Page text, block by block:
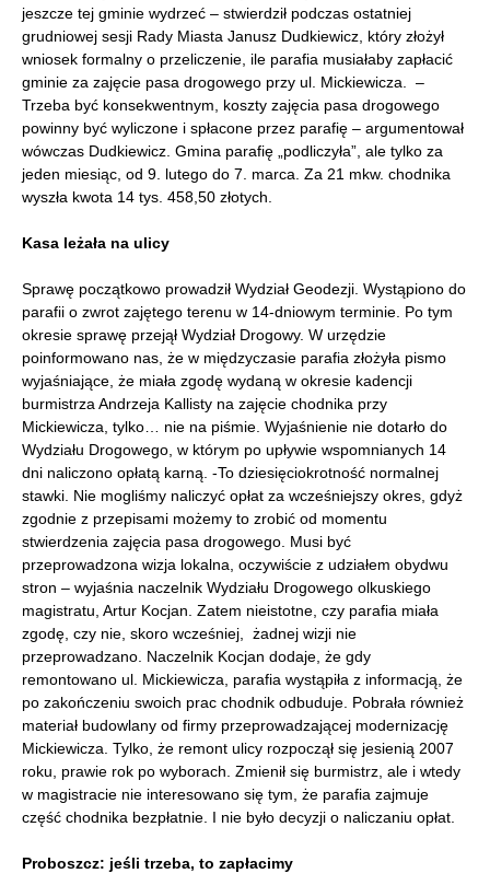
jeszcze tej gminie wydrzeć – stwierdził podczas ostatniej
grudniowej sesji Rady Miasta Janusz Dudkiewicz, który złożył
wniosek formalny o przeliczenie, ile parafia musiałaby zapłacić
gminie za zajęcie pasa drogowego przy ul. Mickiewicza. –
Trzeba być konsekwentnym, koszty zajęcia pasa drogowego
powinny być wyliczone i spłacone przez parafię – argumentował
wówczas Dudkiewicz. Gmina parafię „podliczyła”, ale tylko za
jeden miesiąc, od 9. lutego do 7. marca. Za 21 mkw. chodnika
wyszła kwota 14 tys. 458,50 złotych.
Kasa leżała na ulicy
Sprawę początkowo prowadził Wydział Geodezji. Wystąpiono do
parafii o zwrot zajętego terenu w 14-dniowym terminie. Po tym
okresie sprawę przejął Wydział Drogowy. W urzędzie
poinformowano nas, że w międzyczasie parafia złożyła pismo
wyjaśniające, że miała zgodę wydaną w okresie kadencji
burmistrza Andrzeja Kallisty na zajęcie chodnika przy
Mickiewicza, tylko… nie na piśmie. Wyjaśnienie nie dotarło do
Wydziału Drogowego, w którym po upływie wspomnianych 14
dni naliczono opłatą karną. -To dziesięciokrotność normalnej
stawki. Nie mogliśmy naliczyć opłat za wcześniejszy okres, gdyż
zgodnie z przepisami możemy to zrobić od momentu
stwierdzenia zajęcia pasa drogowego. Musi być
przeprowadzona wizja lokalna, oczywiście z udziałem obydwu
stron – wyjaśnia naczelnik Wydziału Drogowego olkuskiego
magistratu, Artur Kocjan. Zatem nieistotne, czy parafia miała
zgodę, czy nie, skoro wcześniej, żadnej wizji nie
przeprowadzano. Naczelnik Kocjan dodaje, że gdy
remontowano ul. Mickiewicza, parafia wystąpiła z informacją, że
po zakończeniu swoich prac chodnik odbuduje. Pobrała również
materiał budowlany od firmy przeprowadzającej modernizację
Mickiewicza. Tylko, że remont ulicy rozpoczął się jesienią 2007
roku, prawie rok po wyborach. Zmienił się burmistrz, ale i wtedy
w magistracie nie interesowano się tym, że parafia zajmuje
część chodnika bezpłatnie. I nie było decyzji o naliczaniu opłat.
Proboszcz: jeśli trzeba, to zapłacimy